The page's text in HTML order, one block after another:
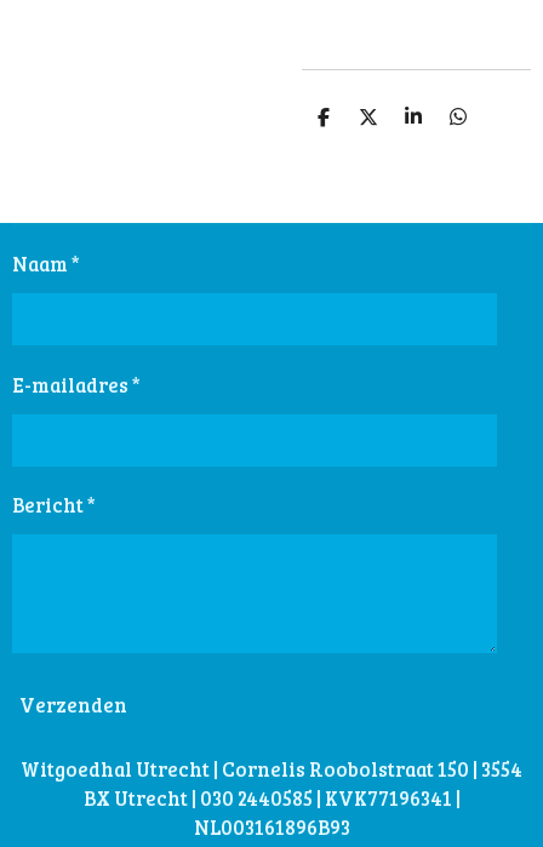
D
D
S
D
Naam *
E-mailadres *
Bericht *
Verzenden
Witgoedhal Utrecht | Cornelis Roobolstraat 150 | 3554
BX Utrecht | 030 2440585 | KVK77196341 |
NL003161896B93